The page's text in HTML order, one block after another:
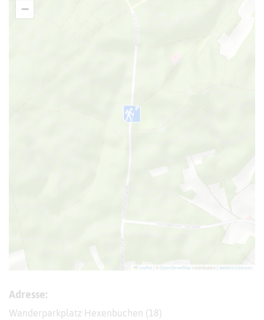
−
Leaflet OpenStreetMap contributors | weitere Lizenzen
Adresse:
Wanderparkplatz Hexenbuchen (18)